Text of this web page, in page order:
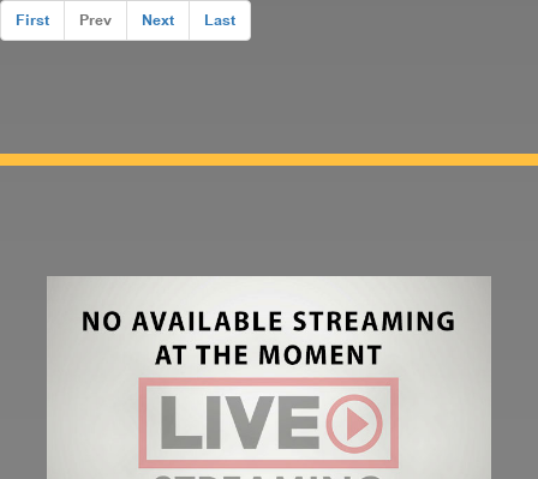
First Prev Next Last